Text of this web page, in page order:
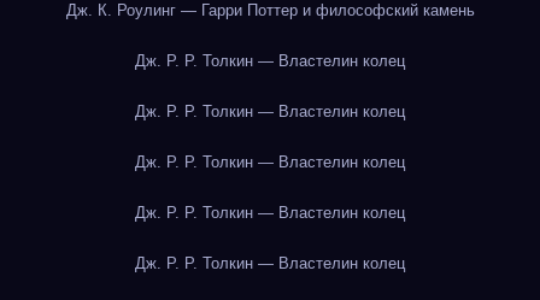
Дж. К. Роулинг — Гарри Поттер и философский камень
Дж. Р. Р. Толкин — Властелин колец
Дж. Р. Р. Толкин — Властелин колец
Дж. Р. Р. Толкин — Властелин колец
Дж. Р. Р. Толкин — Властелин колец
Дж. Р. Р. Толкин — Властелин колец